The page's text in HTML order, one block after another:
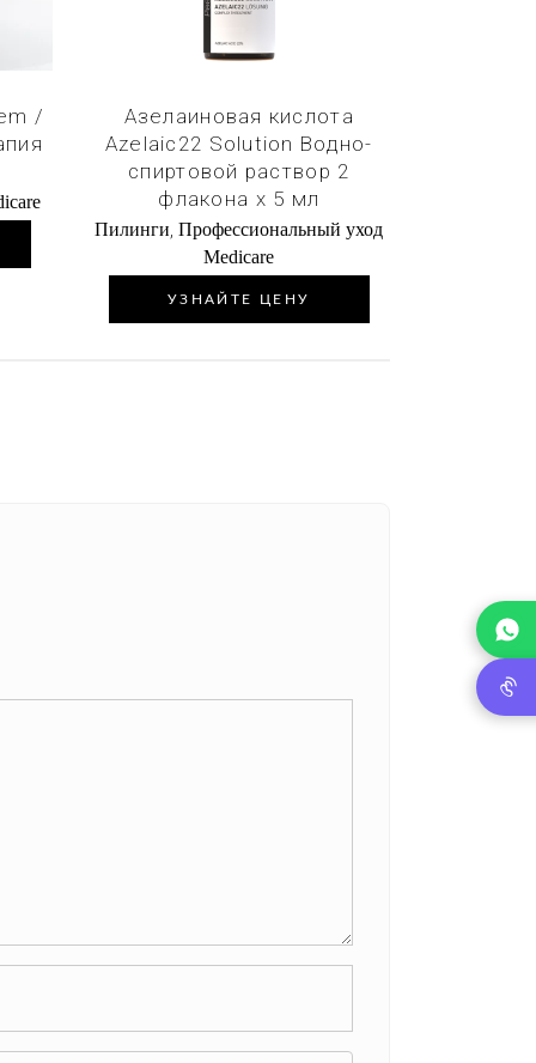
/
Азелаиновая кислота
Azelaic22 Solution Водно-
спиртовой раствор 2
флакона х 5 мл
Пилинги ,Профессиональный уход
Medicare
УЗНАЙТЕ ЦЕНУ